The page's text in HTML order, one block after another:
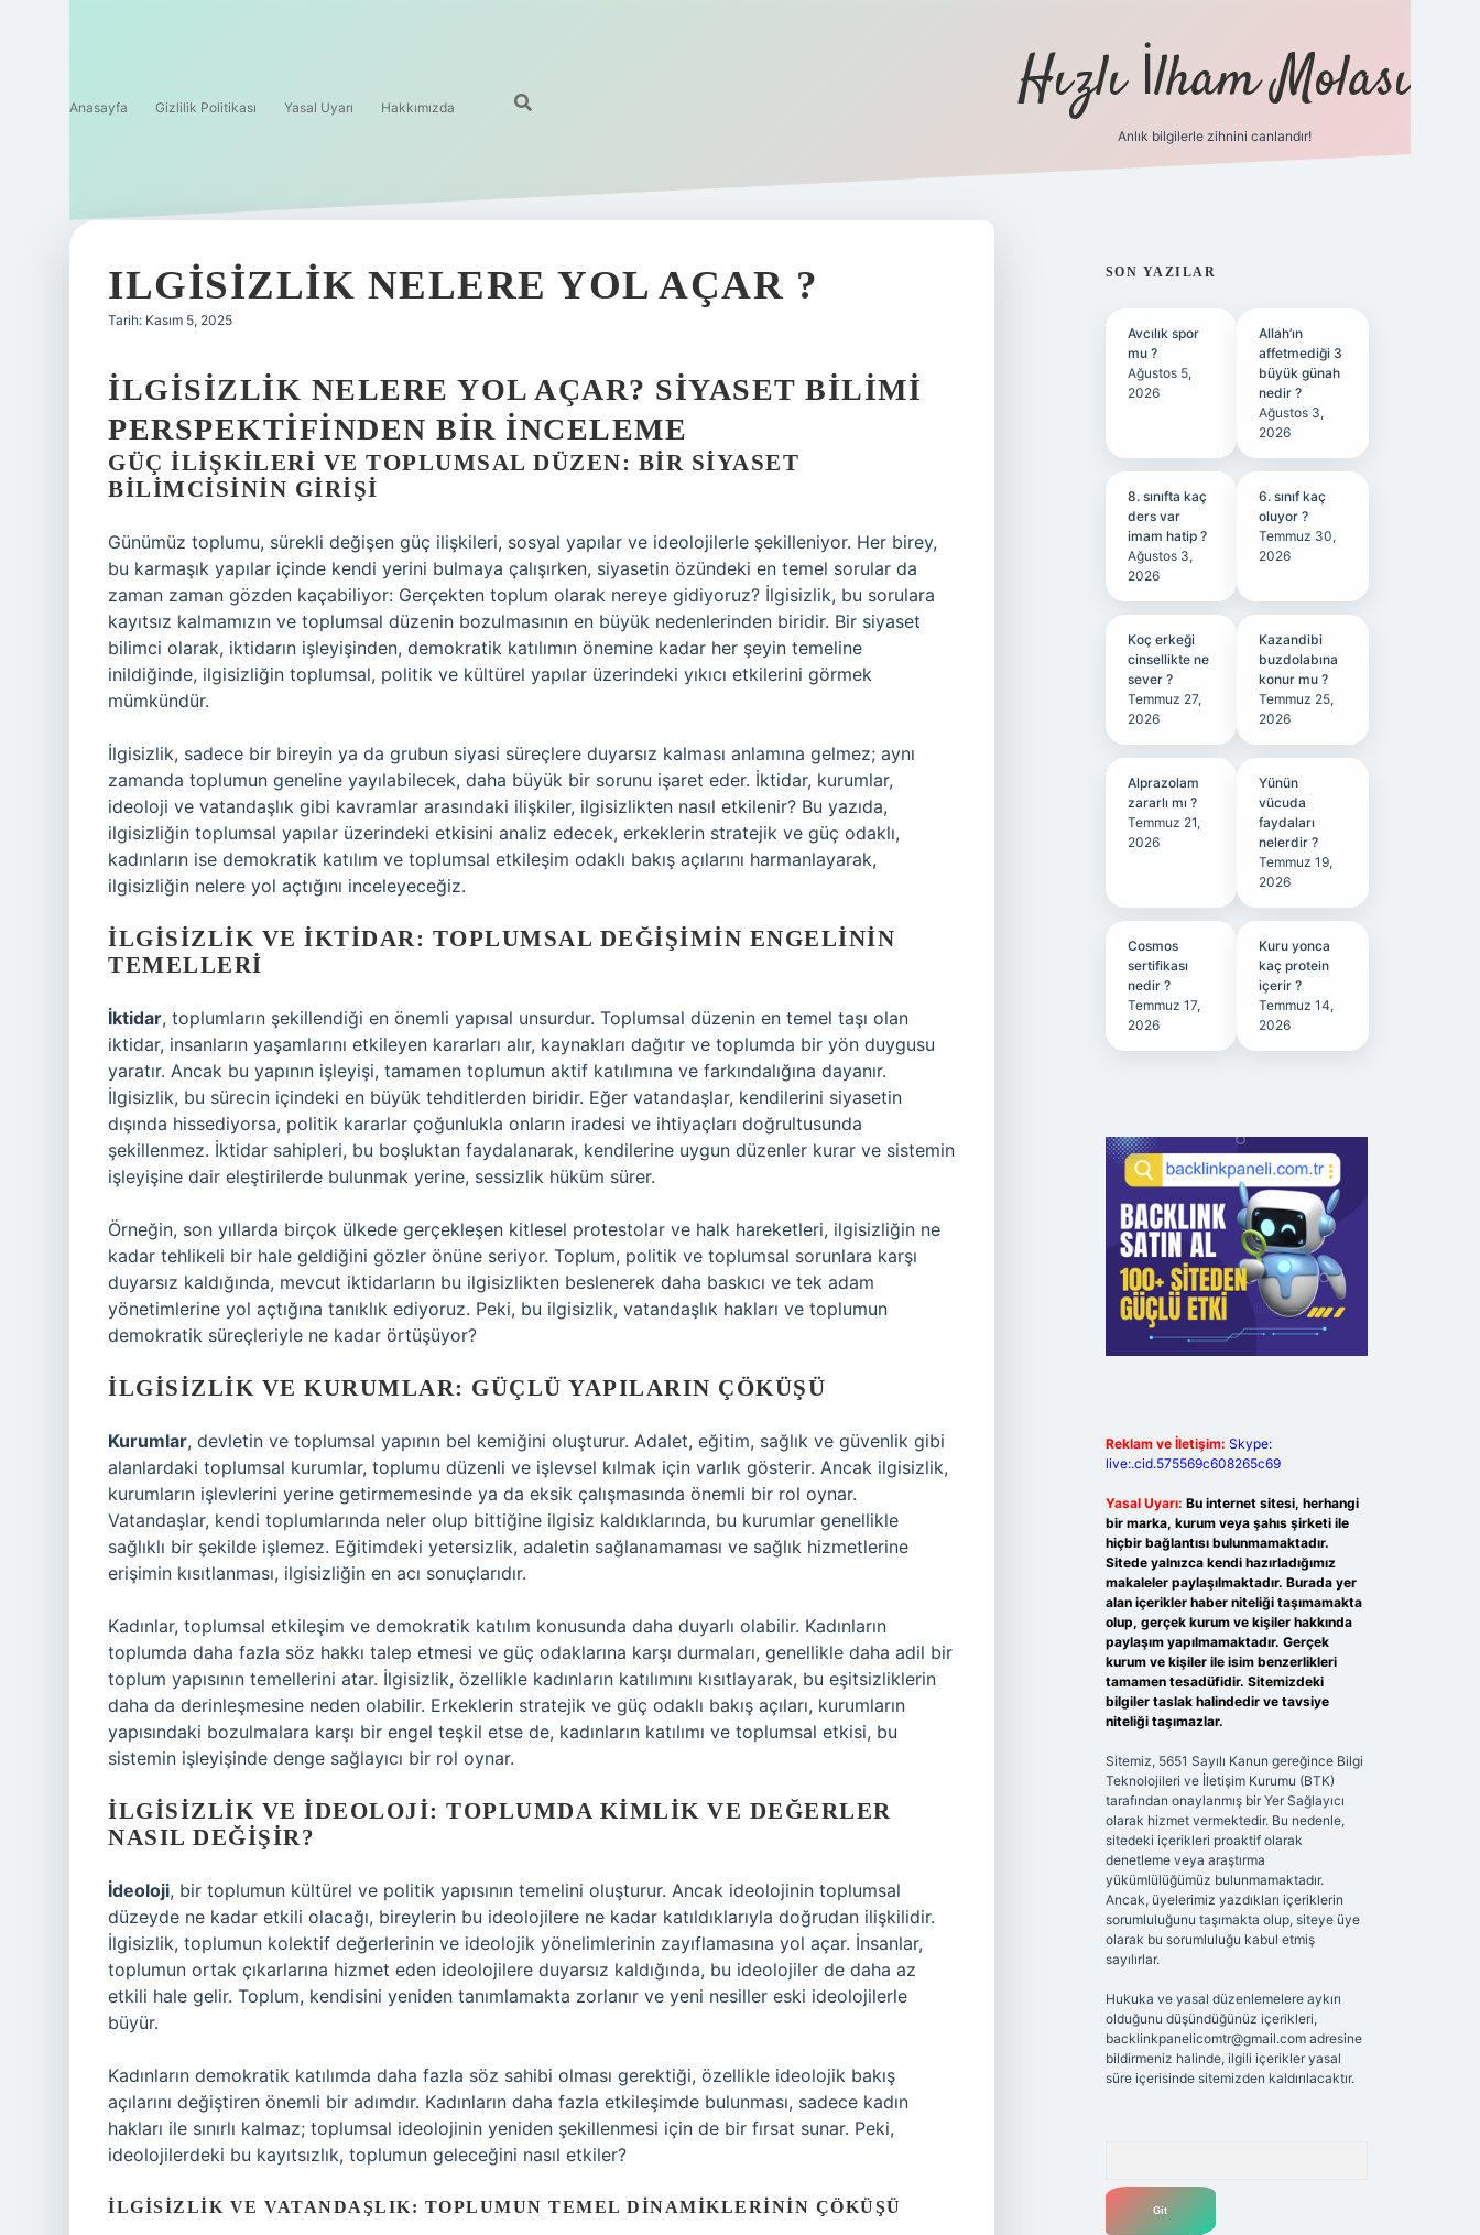
Anasayfa Gizlilik Politikası Yasal Uyarı Hakkımızda Hızlı İlham Molası
Anlık bilgilerle zihnini canlandır!
ILGISIZLIK NELERE YOL AÇAR ?
Tarih: Kasım 5, 2025
İLGISIZLIK NELERE YOL AÇAR? SIYASET BILIMI
PERSPEKTIFINDEN BIR İNCELEME
GÜÇ İLIŞKILERI VE TOPLUMSAL DÜZEN: BIR SIYASET
BILIMCISININ GIRIŞI
Günümüz toplumu, sürekli değişen güç ilişkileri, sosyal yapılar ve ideolojilerle şekilleniyor. Her birey,
bu karmaşık yapılar içinde kendi yerini bulmaya çalışırken, siyasetin özündeki en temel sorular da
zaman zaman gözden kaçabiliyor: Gerçekten toplum olarak nereye gidiyoruz? İlgisizlik, bu sorulara
kayıtsız kalmamızın ve toplumsal düzenin bozulmasının en büyük nedenlerinden biridir. Bir siyaset
bilimci olarak, iktidarın işleyişinden, demokratik katılımın önemine kadar her şeyin temeline
inildiğinde, ilgisizliğin toplumsal, politik ve kültürel yapılar üzerindeki yıkıcı etkilerini görmek
mümkündür.
İlgisizlik, sadece bir bireyin ya da grubun siyasi süreçlere duyarsız kalması anlamına gelmez; aynı
zamanda toplumun geneline yayılabilecek, daha büyük bir sorunu işaret eder. İktidar, kurumlar,
ideoloji ve vatandaşlık gibi kavramlar arasındaki ilişkiler, ilgisizlikten nasıl etkilenir? Bu yazıda,
ilgisizliğin toplumsal yapılar üzerindeki etkisini analiz edecek, erkeklerin stratejik ve güç odaklı,
kadınların ise demokratik katılım ve toplumsal etkileşim odaklı bakış açılarını harmanlayarak,
ilgisizliğin nelere yol açtığını inceleyeceğiz.
İLGISIZLIK VE İKTIDAR: TOPLUMSAL DEĞIŞIMIN ENGELININ
TEMELLERI
İktidar, toplumların şekillendiği en önemli yapısal unsurdur. Toplumsal düzenin en temel taşı olan
iktidar, insanların yaşamlarını etkileyen kararları alır, kaynakları dağıtır ve toplumda bir yön duygusu
yaratır. Ancak bu yapının işleyişi, tamamen toplumun aktif katılımına ve farkındalığına dayanır.
İlgisizlik, bu sürecin içindeki en büyük tehditlerden biridir. Eğer vatandaşlar, kendilerini siyasetin
dışında hissediyorsa, politik kararlar çoğunlukla onların iradesi ve ihtiyaçları doğrultusunda
şekillenmez. İktidar sahipleri, bu boşluktan faydalanarak, kendilerine uygun düzenler kurar ve sistemin
işleyişine dair eleştirilerde bulunmak yerine, sessizlik hüküm sürer.
Örneğin, son yıllarda birçok ülkede gerçekleşen kitlesel protestolar ve halk hareketleri, ilgisizliğin ne
kadar tehlikeli bir hale geldiğini gözler önüne seriyor. Toplum, politik ve toplumsal sorunlara karşı
duyarsız kaldığında, mevcut iktidarların bu ilgisizlikten beslenerek daha baskıcı ve tek adam
yönetimlerine yol açtığına tanıklık ediyoruz. Peki, bu ilgisizlik, vatandaşlık hakları ve toplumun
demokratik süreçleriyle ne kadar örtüşüyor?
İLGISIZLIK VE KURUMLAR: GÜÇLÜ YAPILARIN ÇÖKÜŞÜ
Kurumlar, devletin ve toplumsal yapının bel kemiğini oluşturur. Adalet, eğitim, sağlık ve güvenlik gibi
alanlardaki toplumsal kurumlar, toplumu düzenli ve işlevsel kılmak için varlık gösterir. Ancak ilgisizlik,
kurumların işlevlerini yerine getirmemesinde ya da eksik çalışmasında önemli bir rol oynar.
Vatandaşlar, kendi toplumlarında neler olup bittiğine ilgisiz kaldıklarında, bu kurumlar genellikle
sağlıklı bir şekilde işlemez. Eğitimdeki yetersizlik, adaletin sağlanamaması ve sağlık hizmetlerine
erişimin kısıtlanması, ilgisizliğin en acı sonuçlarıdır.
Kadınlar, toplumsal etkileşim ve demokratik katılım konusunda daha duyarlı olabilir. Kadınların
toplumda daha fazla söz hakkı talep etmesi ve güç odaklarına karşı durmaları, genellikle daha adil bir
toplum yapısının temellerini atar. İlgisizlik, özellikle kadınların katılımını kısıtlayarak, bu eşitsizliklerin
daha da derinleşmesine neden olabilir. Erkeklerin stratejik ve güç odaklı bakış açıları, kurumların
yapısındaki bozulmalara karşı bir engel teşkil etse de, kadınların katılımı ve toplumsal etkisi, bu
sistemin işleyişinde denge sağlayıcı bir rol oynar.
İLGISIZLIK VE İDEOLOJI: TOPLUMDA KIMLIK VE DEĞERLER
NASIL DEĞIŞIR?
İdeoloji, bir toplumun kültürel ve politik yapısının temelini oluşturur. Ancak ideolojinin toplumsal
düzeyde ne kadar etkili olacağı, bireylerin bu ideolojilere ne kadar katıldıklarıyla doğrudan ilişkilidir.
İlgisizlik, toplumun kolektif değerlerinin ve ideolojik yönelimlerinin zayıflamasına yol açar. İnsanlar,
toplumun ortak çıkarlarına hizmet eden ideolojilere duyarsız kaldığında, bu ideolojiler de daha az
etkili hale gelir. Toplum, kendisini yeniden tanımlamakta zorlanır ve yeni nesiller eski ideolojilerle
büyür.
Kadınların demokratik katılımda daha fazla söz sahibi olması gerektiği, özellikle ideolojik bakış
açılarını değiştiren önemli bir adımdır. Kadınların daha fazla etkileşimde bulunması, sadece kadın
hakları ile sınırlı kalmaz; toplumsal ideolojinin yeniden şekillenmesi için de bir fırsat sunar. Peki,
ideolojilerdeki bu kayıtsızlık, toplumun geleceğini nasıl etkiler?
İLGISIZLIK VE VATANDAŞLIK: TOPLUMUN TEMEL DINAMIKLERININ ÇÖKÜŞÜ
SIDEBAR
SON YAZILAR
Avcılık spor
mu ?
Ağustos 5,
2026
Allah’ın
affetmediği 3
büyük günah
nedir ?
Ağustos 3,
2026
8. sınıfta kaç
ders var
imam hatip ?
Ağustos 3,
2026
6. sınıf kaç
oluyor ?
Temmuz 30,
2026
Koç erkeği
cinsellikte ne
sever ?
Temmuz 27,
2026
Kazandibi
buzdolabına
konur mu ?
Temmuz 25,
2026
Alprazolam
zararlı mı ?
Temmuz 21,
2026
Yünün
vücuda
faydaları
nelerdir ?
Temmuz 19,
2026
Cosmos
sertifikası
nedir ?
Temmuz 17,
2026
Kuru yonca
kaç protein
içerir ?
Temmuz 14,
2026
Reklam ve İletişim: Skype:
live:.cid.575569c608265c69
Yasal Uyarı: Bu internet sitesi, herhangi
bir marka, kurum veya şahıs şirketi ile
hiçbir bağlantısı bulunmamaktadır.
Sitede yalnızca kendi hazırladığımız
makaleler paylaşılmaktadır. Burada yer
alan içerikler haber niteliği taşımamakta
olup, gerçek kurum ve kişiler hakkında
paylaşım yapılmamaktadır. Gerçek
kurum ve kişiler ile isim benzerlikleri
tamamen tesadüfidir. Sitemizdeki
bilgiler taslak halindedir ve tavsiye
niteliği taşımazlar.
Sitemiz, 5651 Sayılı Kanun gereğince Bilgi
Teknolojileri ve İletişim Kurumu (BTK)
tarafından onaylanmış bir Yer Sağlayıcı
olarak hizmet vermektedir. Bu nedenle,
sitedeki içerikleri proaktif olarak
denetleme veya araştırma
yükümlülüğümüz bulunmamaktadır.
Ancak, üyelerimiz yazdıkları içeriklerin
sorumluluğunu taşımakta olup, siteye üye
olarak bu sorumluluğu kabul etmiş
sayılırlar.
Hukuka ve yasal düzenlemelere aykırı
olduğunu düşündüğünüz içerikleri,
backlinkpanelicomtr@gmail.comadresine
bildirmeniz halinde, ilgili içerikler yasal
süre içerisinde sitemizden kaldırılacaktır.